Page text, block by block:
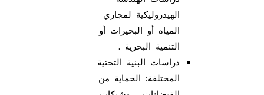
الهيدروليكية لمجاري
المياه أو البحيرات أو
التنمية البحرية .
دراسات البنية التحتية
المختلفة: الحماية من